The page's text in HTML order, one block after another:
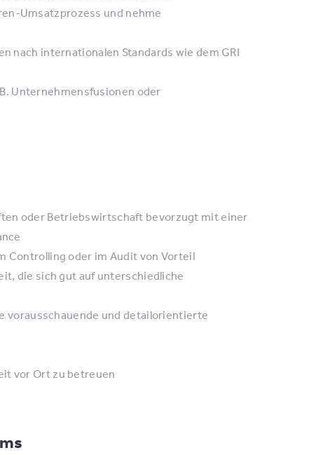
Umsatzprozess und nehme
nach internationalen Standards wie dem GRI
Unternehmensfusionen oder
oder Betriebswirtschaft bevorzugt mit einer
Controlling oder im Audit von Vorteil
die sich gut auf unterschiedliche
vorausschauende und detailorientierte
vor Ort zu betreuen